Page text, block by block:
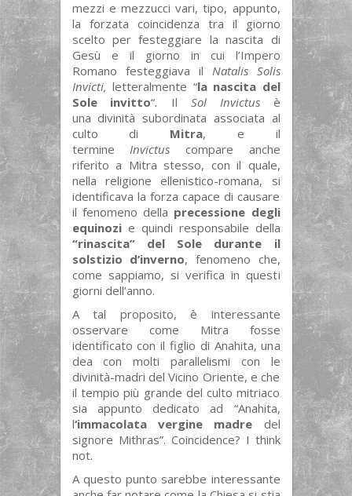
mezzi e mezzucci vari, tipo, appunto,
la forzata coincidenza tra il giorno
scelto per festeggiare la nascita di
Gesù e il giorno in cui l’Impero
Romano festeggiava il Natalis Solis
Invicti, letteralmente “la nascita del
Sole invitto“. Il Sol Invictusè
una divinità subordinata associata al
culto di Mitra, e il
termineInvictus compare anche
riferito a Mitra stesso, con il quale,
nella religione ellenistico-romana, si
identificava la forza capace di causare
il fenomeno della precessione degli
equinozie quindi responsabile della
“rinascita” del Sole durante il
solstizio d’inverno, fenomeno che,
come sappiamo, si verifica in questi
giorni dell’anno.
A tal proposito, è interessante
osservare come Mitra fosse
identificato con il figlio di Anahita, una
dea con molti parallelismi con le
divinità-madri del Vicino Oriente, e che
il tempio più grande del culto mitriaco
sia appunto dedicato ad “Anahita,
l‘immacolata vergine madre del
signore Mithras”. Coincidence? I think
not.
A questo punto sarebbe interessante